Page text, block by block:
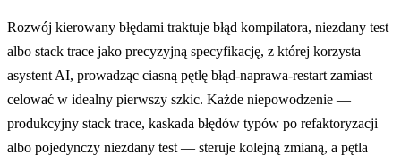
Rozwój kierowany błędami traktuje błąd kompilatora, niezdany test
albo stack trace jako precyzyjną specyfikację, z której korzysta
asystent AI, prowadząc ciasną pętlę błąd-naprawa-restart zamiast
celować w idealny pierwszy szkic. Każde niepowodzenie —
produkcyjny stack trace, kaskada błędów typów po refaktoryzacji
albo pojedynczy niezdany test — steruje kolejną zmianą, a pętla